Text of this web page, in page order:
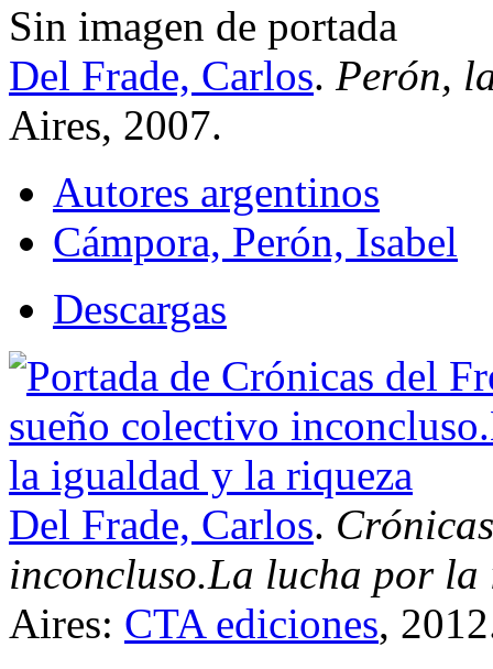
Sin imagen de portada
Del Frade, Carlos. Perón,
Aires, 2007.
Autores argentinos
Cámpora, Perón, Isabel
Descargas
Del Frade, Carlos.
inconcluso.La lucha por
Aires: CTA ediciones,